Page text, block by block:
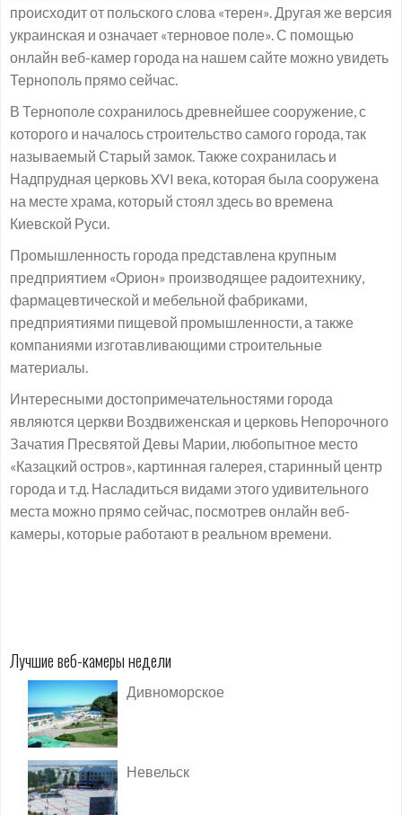
происходит от польского слова «терен». Другая же версия
украинская и означает «терновое поле». С помощью
онлайн веб-камер города на нашем сайте можно увидеть
Тернополь прямо сейчас.
В Тернополе сохранилось древнейшее сооружение, с
которого и началось строительство самого города, так
называемый Старый замок. Также сохранилась и
Надпрудная церковь XVI века, которая была сооружена
на месте храма, который стоял здесь во времена
Киевской Руси.
Промышленность города представлена крупным
предприятием «Орион» производящее радоитехнику,
фармацевтической и мебельной фабриками,
предприятиями пищевой промышленности, а также
компаниями изготавливающими строительные
материалы.
Интересными достопримечательностями города
являются церкви Воздвиженская и церковь Непорочного
Зачатия Пресвятой Девы Марии, любопытное место
«Казацкий остров», картинная галерея, старинный центр
города и т.д. Насладиться видами этого удивительного
места можно прямо сейчас, посмотрев онлайн веб-
камеры, которые работают в реальном времени.
Лучшие веб-камеры недели
Дивноморское
Невельск